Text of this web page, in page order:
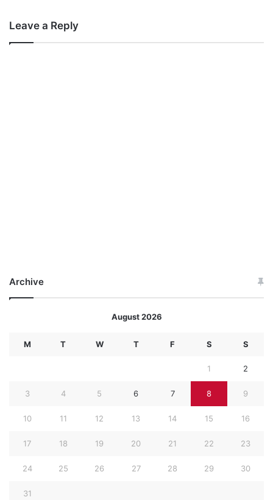
Leave a Reply
Archive
August 2026
M T W T F S S
1 2
3 4 5 6 7 8 9
10 11 12 13 14 15 16
17 18 19 20 21 22 23
24 25 26 27 28 29 30
31